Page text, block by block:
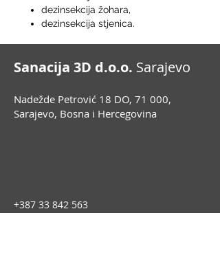
dezinsekcija žohara,
dezinsekcija stjenica.
Sanacija 3D d.o.o. Sarajevo
Nadežde Petrović 18 DO, 71 000,
Sarajevo, Bosna i Hercegovina
+387 33 842 563